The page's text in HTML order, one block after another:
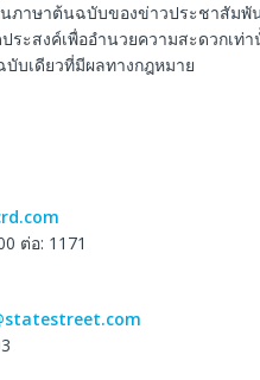
นภาษาต้นฉบับของข่าวประชาสัม
ะสงค์เพื่ออำนวยความสะดวกเท่
บเดียวที่มีผลทางกฎหมาย
ต่อ: 1171